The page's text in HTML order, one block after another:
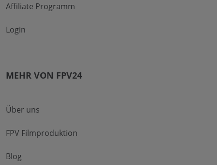
Affiliate Programm
Login
MEHR VON FPV24
Über uns
FPV Filmproduktion
Blog